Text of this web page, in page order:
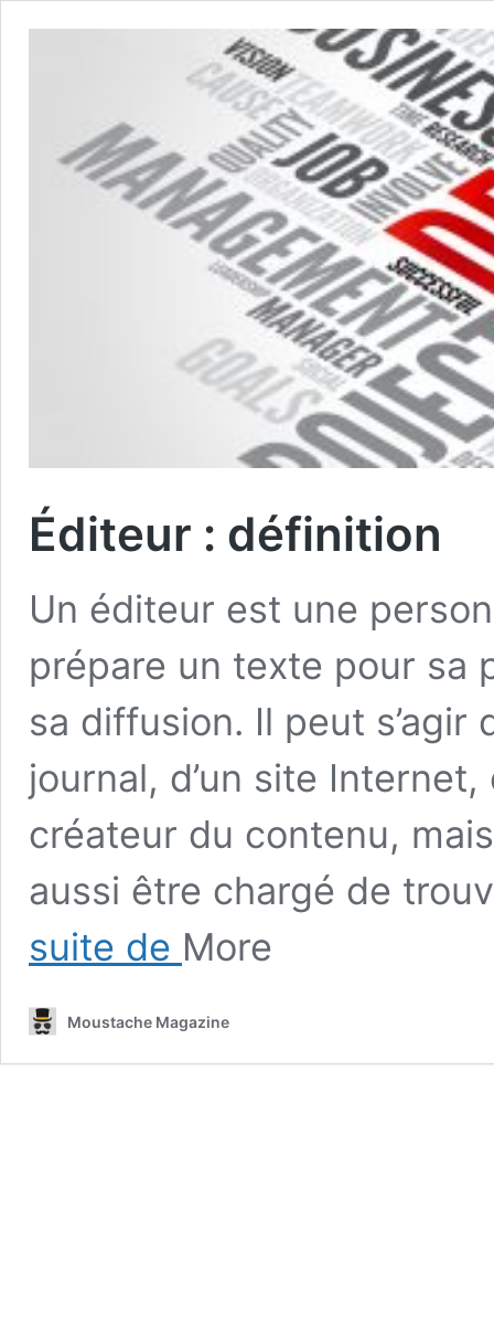
Éditeur : définition
Un éditeur est une
prépare un texte pour sa
sa diffusion. Il peut s’agir
journal, d’un site
créateur du contenu,
aussi être chargé de
suite de
Éditeur
More
Moustache Magazine